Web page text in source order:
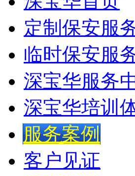
定制保安服
临时保安服
深宝华服务
深宝华培训
服务案例
客户见证